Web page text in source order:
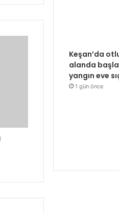
Keşan’da
alanda
yangın eve
1 gün önce